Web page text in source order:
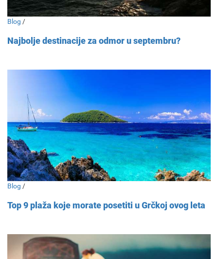
Blog /
Najbolje destinacije za odmor u septembru?
Blog /
Top 9 plaža koje morate posetiti u Grčkoj ovog leta